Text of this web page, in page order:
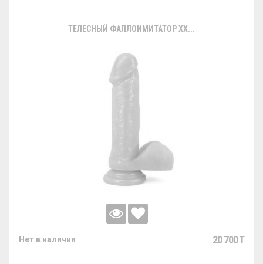
ТЕЛЕСНЫЙ ФАЛЛОИМИТАТОР XX...
Нет в наличии 20 700 T